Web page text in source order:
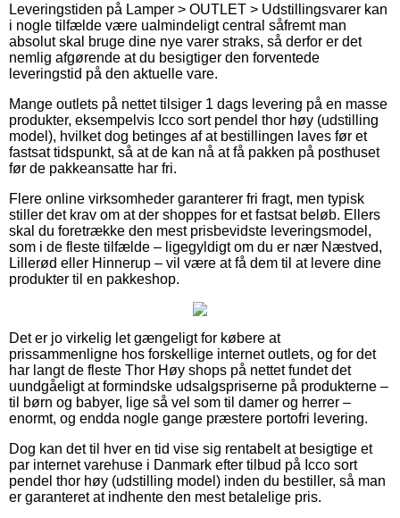
Leveringstiden på Lamper > OUTLET > Udstillingsvarer kan
i nogle tilfælde være ualmindeligt central såfremt man
absolut skal bruge dine nye varer straks, så derfor er det
nemlig afgørende at du besigtiger den forventede
leveringstid på den aktuelle vare.
Mange outlets på nettet tilsiger 1 dags levering på en masse
produkter, eksempelvis Icco sort pendel thor høy (udstilling
model), hvilket dog betinges af at bestillingen laves før et
fastsat tidspunkt, så at de kan nå at få pakken på posthuset
før de pakkeansatte har fri.
Flere online virksomheder garanterer fri fragt, men typisk
stiller det krav om at der shoppes for et fastsat beløb. Ellers
skal du foretrække den mest prisbevidste leveringsmodel,
som i de fleste tilfælde – ligegyldigt om du er nær Næstved,
Lillerød eller Hinnerup – vil være at få dem til at levere dine
produkter til en pakkeshop.
Det er jo virkelig let gængeligt for købere at
prissammenligne hos forskellige internet outlets, og for det
har langt de fleste Thor Høy shops på nettet fundet det
uundgåeligt at formindske udsalgspriserne på produkterne –
til børn og babyer, lige så vel som til damer og herrer –
enormt, og endda nogle gange præstere portofri levering.
Dog kan det til hver en tid vise sig rentabelt at besigtige et
par internet varehuse i Danmark efter tilbud på Icco sort
pendel thor høy (udstilling model) inden du bestiller, så man
er garanteret at indhente den mest betalelige pris.